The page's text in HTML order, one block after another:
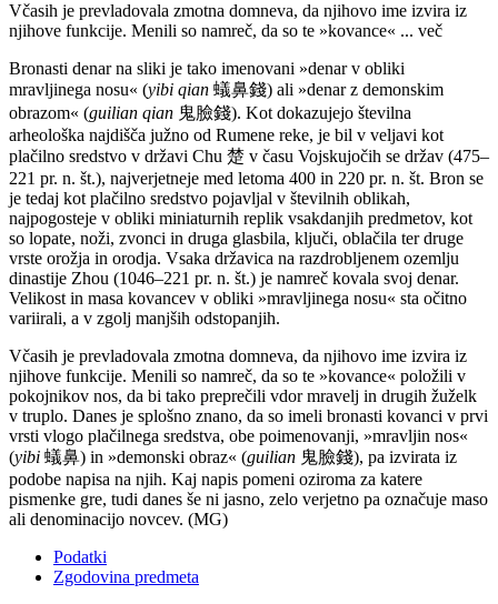
Včasih je prevladovala zmotna domneva, da njihovo ime izvira iz
njihove funkcije. Menili so namreč, da so te »kovance« ... več
Bronasti denar na sliki je tako imenovani »denar v obliki
mravljinega nosu« (yibi qian 蟻鼻錢) ali »denar z demonskim
obrazom« (guilian qian 鬼臉錢). Kot dokazujejo številna
arheološka najdišča južno od Rumene reke, je bil v veljavi kot
plačilno sredstvo v državi Chu 楚 v času Vojskujočih se držav (475–
221 pr. n. št.), najverjetneje med letoma 400 in 220 pr. n. št. Bron se
je tedaj kot plačilno sredstvo pojavljal v številnih oblikah,
najpogosteje v obliki miniaturnih replik vsakdanjih predmetov, kot
so lopate, noži, zvonci in druga glasbila, ključi, oblačila ter druge
vrste orožja in orodja. Vsaka državica na razdrobljenem ozemlju
dinastije Zhou (1046–221 pr. n. št.) je namreč kovala svoj denar.
Velikost in masa kovancev v obliki »mravljinega nosu« sta očitno
variirali, a v zgolj manjših odstopanjih.
Včasih je prevladovala zmotna domneva, da njihovo ime izvira iz
njihove funkcije. Menili so namreč, da so te »kovance« položili v
pokojnikov nos, da bi tako preprečili vdor mravelj in drugih žuželk
v truplo. Danes je splošno znano, da so imeli bronasti kovanci v prvi
vrsti vlogo plačilnega sredstva, obe poimenovanji, »mravljin nos«
(yibi 蟻鼻) in »demonski obraz« (guilian 鬼臉錢), pa izvirata iz
podobe napisa na njih. Kaj napis pomeni oziroma za katere
pismenke gre, tudi danes še ni jasno, zelo verjetno pa označuje maso
ali denominacijo novcev. (MG)
Podatki
Zgodovina predmeta